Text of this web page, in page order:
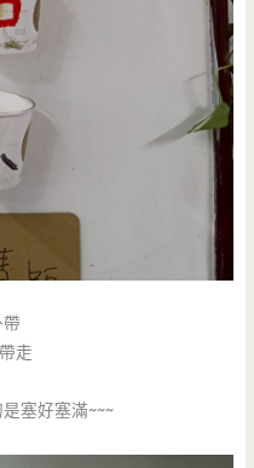
走
塞好塞滿~~~